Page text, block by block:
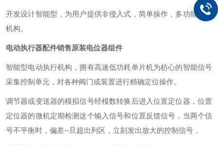
开发设计智能型，为用户提供非侵入式，简单操作，多功能执行
机构。
电动执行器配件销售原装电位器组件
智能型电动执行机构，拥有高速低功耗单片机为枋心的智能信号
采集控制单元，对各种阀门或装置进行精确定位操作。
调节器或变送器的模拟信号经模数转换后进入位置定位器，位置
定位器的微机定期检测这个输入信号和位置反馈信号，当两个信
号不平衡时，偏差--旦超出列区，立刻发出放大的控制信号，